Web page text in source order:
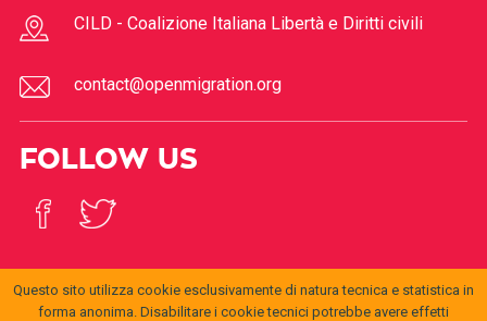
CILD - Coalizione Italiana Libertà e Diritti civili
contact@openmigration.org
FOLLOW US
Questo sito utilizza cookie esclusivamente di natura tecnica e statistica in
forma anonima. Disabilitare i cookie tecnici potrebbe avere effetti